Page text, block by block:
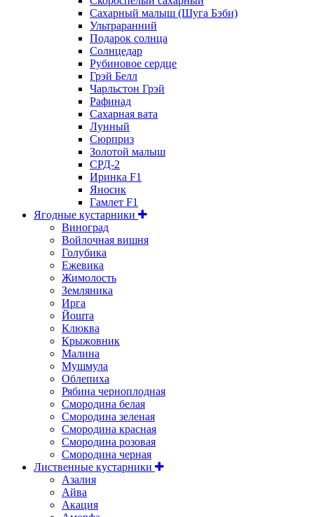
Сахарный малыш (Шуга Бэби)
Ультраранний
Подарок солнца
Солнцедар
Рубиновое сердце
Грэй Белл
Чарльстон Грэй
Рафинад
Сахарная вата
Лунный
Сюрприз
Золотой малыш
СРД-2
Иринка F1
Яносик
Гамлет F1
Ягодные кустарники
Виноград
Войлочная вишня
Голубика
Ежевика
Жимолость
Земляника
Ирга
Йошта
Клюква
Крыжовник
Малина
Мушмула
Облепиха
Рябина черноплодная
Смородина белая
Смородина зеленая
Смородина красная
Смородина розовая
Смородина черная
Лиственные кустарники
Азалия
Айва
Акация